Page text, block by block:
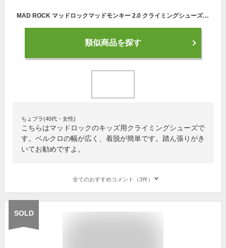
MAD ROCK マッドロックマッドモンキー 2.0 クライミングシューズ キッズ用クライミングシューズ ボルダリング クライミング 送料無料正規品 ロッククライミング スポーツ アウトドア 登山 正規販売店
類似商品を探す
ちょプラ(40代・女性)
こちらはマッドロックのキッズ用クライミングシューズで
す。ベルクロの幅が広く、着脱が簡単です。踏ん張りがき
いてお勧めですよ。
全てのおすすめコメント（3件）
SOLD